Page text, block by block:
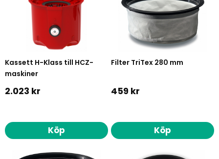
Kassett H-Klass till HCZ-
maskiner
2.023 kr
Köp
Filter TriTex 280 mm
459 kr
Köp